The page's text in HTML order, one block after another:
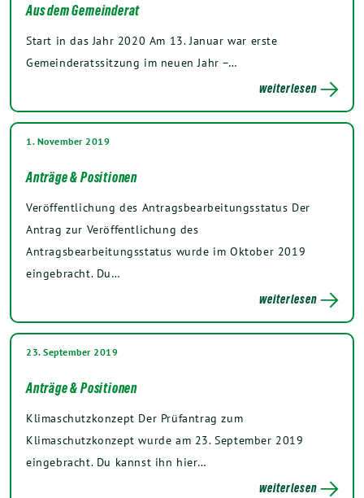
Aus dem Gemeinderat
Start in das Jahr 2020 Am 13. Januar war erste
Gemeinderatssitzung im neuen Jahr –…
weiterlesen
1. November 2019
Anträge & Positionen
Veröffentlichung des Antragsbearbeitungsstatus Der
Antrag zur Veröffentlichung des
Antragsbearbeitungsstatus wurde im Oktober 2019
eingebracht. Du…
weiterlesen
23. September 2019
Anträge & Positionen
Klimaschutzkonzept Der Prüfantrag zum
Klimaschutzkonzept wurde am 23. September 2019
eingebracht. Du kannst ihn hier…
weiterlesen